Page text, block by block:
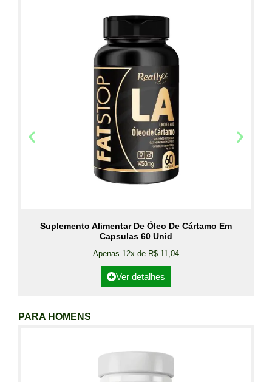
Suplemento Alimentar De Óleo De Cártamo Em
Capsulas 60 Unid
Apenas 12x de R$ 11,04
Ver detalhes
PARA HOMENS